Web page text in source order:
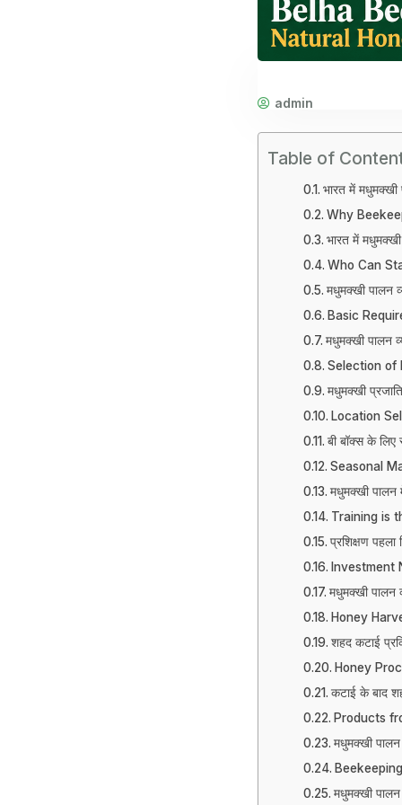
admin
Table of
भारत में मधुमक्खी
Why
भारत में मधुमक्खी
Who Can
मधुमक्खी पालन
Basic
मधुमक्खी पालन
Selection of
मधुमक्खी
Location
बी बॉक्स के
Seasonal
मधुमक्खी पालन
Training is
प्रशिक्षण पहला
Investment
मधुमक्खी पालन
Honey
शहद कटाई
Honey
कटाई के बाद
Products
मधुमक्खी
मधुमक्खी